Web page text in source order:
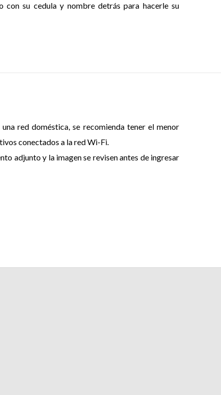
con su cedula y nombre detrás para hacerle su
red doméstica, se recomienda tener el menor
conectados a la red Wi-Fi.
adjunto y la imagen se revisen antes de ingresar